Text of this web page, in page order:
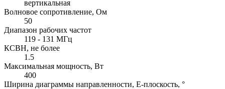
вертикальная
Волновое сопротивление, Ом
50
Диапазон рабочих частот
119 - 131 МГц
КСВН, не более
1.5
Максимальная мощность, Вт
400
Ширина диаграммы направленности, E-плоскость, °